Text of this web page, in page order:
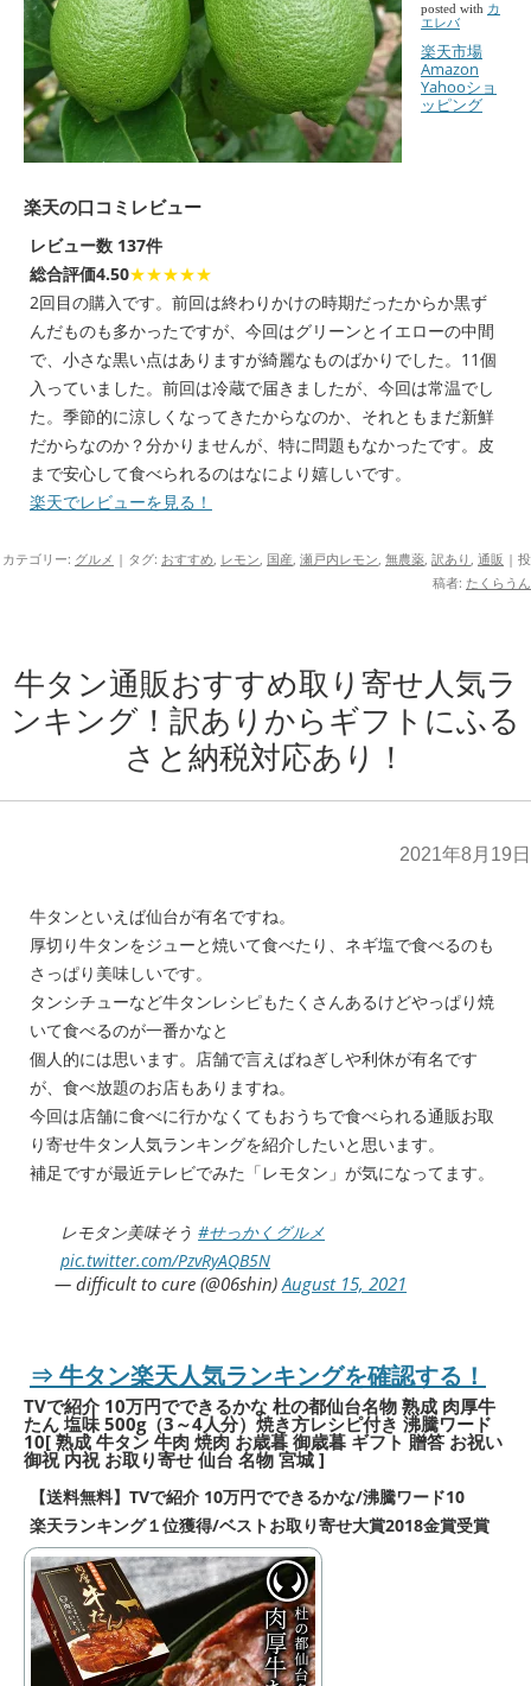
posted with カ
エレバ
楽天市場
Amazon
Yahooショ
ッピング
楽天の口コミレビュー
レビュー数 137件
総合評価4.50★★★★★
2回目の購入です。前回は終わりかけの時期だったからか黒ず
んだものも多かったですが、今回はグリーンとイエローの中間
で、小さな黒い点はありますが綺麗なものばかりでした。11個
入っていました。前回は冷蔵で届きましたが、今回は常温でし
た。季節的に涼しくなってきたからなのか、それともまだ新鮮
だからなのか？分かりませんが、特に問題もなかったです。皮
まで安心して食べられるのはなにより嬉しいです。
楽天でレビューを見る！
カテゴリー: グルメ | タグ: おすすめ レモン 国産 瀬戸内レモン 無農薬 訳あり 通販 | 投
稿者: たくらうん
牛タン通販おすすめ取り寄せ人気ラ
ンキング！訳ありからギフトにふる
さと納税対応あり！
2021年8月19日
牛タンといえば仙台が有名ですね。
厚切り牛タンをジューと焼いて食べたり、ネギ塩で食べるのも
さっぱり美味しいです。
タンシチューなど牛タンレシピもたくさんあるけどやっぱり焼
いて食べるのが一番かなと
個人的には思います。店舗で言えばねぎしや利休が有名です
が、食べ放題のお店もありますね。
今回は店舗に食べに行かなくてもおうちで食べられる通販お取
り寄せ牛タン人気ランキングを紹介したいと思います。
補足ですが最近テレビでみた「レモタン」が気になってます。
レモタン美味そう#せっかくグルメ
pic.twitter.com/PzvRyAQB5N
— difficult to cure (@06shin)August 15, 2021
⇒ 牛タン楽天人気ランキングを確認する！
TVで紹介 10万円でできるかな 杜の都仙台名物 熟成 肉厚牛
たん 塩味 500g（3～4人分）焼き方レシピ付き 沸騰ワード
10[ 熟成 牛タン 牛肉 焼肉 お歳暮 御歳暮 ギフト 贈答 お祝い
御祝 内祝 お取り寄せ 仙台 名物 宮城 ]
【送料無料】TVで紹介 10万円でできるかな/沸騰ワード10
楽天ランキング１位獲得/ベストお取り寄せ大賞2018金賞受賞